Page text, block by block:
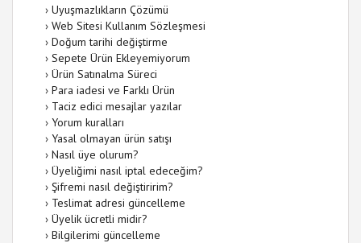
› Uyuşmazlıkların Çözümü
› Web Sitesi Kullanım Sözleşmesi
› Doğum tarihi değiştirme
› Sepete Ürün Ekleyemiyorum
› Ürün Satınalma Süreci
› Para iadesi ve Farklı Ürün
› Taciz edici mesajlar yazılar
› Yorum kuralları
› Yasal olmayan ürün satışı
› Nasıl üye olurum?
› Üyeliğimi nasıl iptal edeceğim?
› Şifremi nasıl değiştiririm?
› Teslimat adresi güncelleme
› Üyelik ücretli midir?
› Bilgilerimi güncelleme